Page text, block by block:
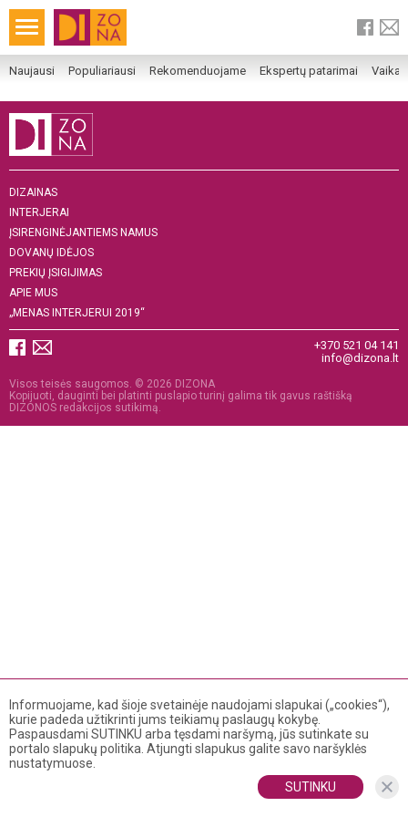
Naujausi Populiariausi Rekomenduojame Ekspertų patarimai
DIZAINAS
INTERJERAI
ĮSIRENGINĖJANTIEMS NAMUS
DOVANŲ IDĖJOS
PREKIŲ ĮSIGIJIMAS
APIE MUS
„MENAS INTERJERUI 2019“
+370 521 04 141
info@dizona.lt
Visos teisės saugomos. © 2026 DIZONA
Kopijuoti, dauginti bei platinti puslapio turinį galima tik gavus raštišką
DIZONOS redakcijos sutikimą.
Informuojame, kad šioje svetainėje naudojami slapukai („cookies“),
kurie padeda užtikrinti jums teikiamų paslaugų kokybę.
Paspausdami SUTINKU arba tęsdami naršymą, jūs sutinkate su
portalo slapukų politika. Atjungti slapukus galite savo naršyklės
nustatymuose.
SUTINKU